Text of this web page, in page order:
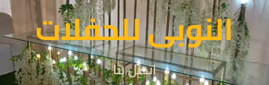
النوبى للحفلات
اتصل بنا